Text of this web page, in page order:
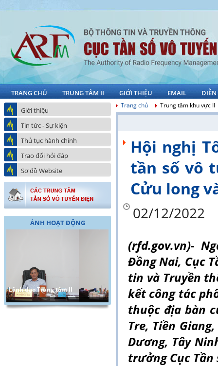
TRANG CHỦ TRUNG TÂM II GIỚI THIỆU EMAIL
Giới thiệu
Tin tức - Sự kiện
Thủ tục hành chính
Trao đổi hỏi đáp
Sơ đồ Website
ẢNH HOẠT ĐỘNG
Lãnh đạo Trung tâm II
Trang chủ Trung tâm khu vực II
Hội nghị
tần số vô
Cửu long
02/12/2022
(rfd.gov.vn)-
Đồng Nai, Cục
tin và Truyền
kết công tác
thuộc địa bàn
Tre, Tiền
Dương, Tây
trưởng Cục Tần